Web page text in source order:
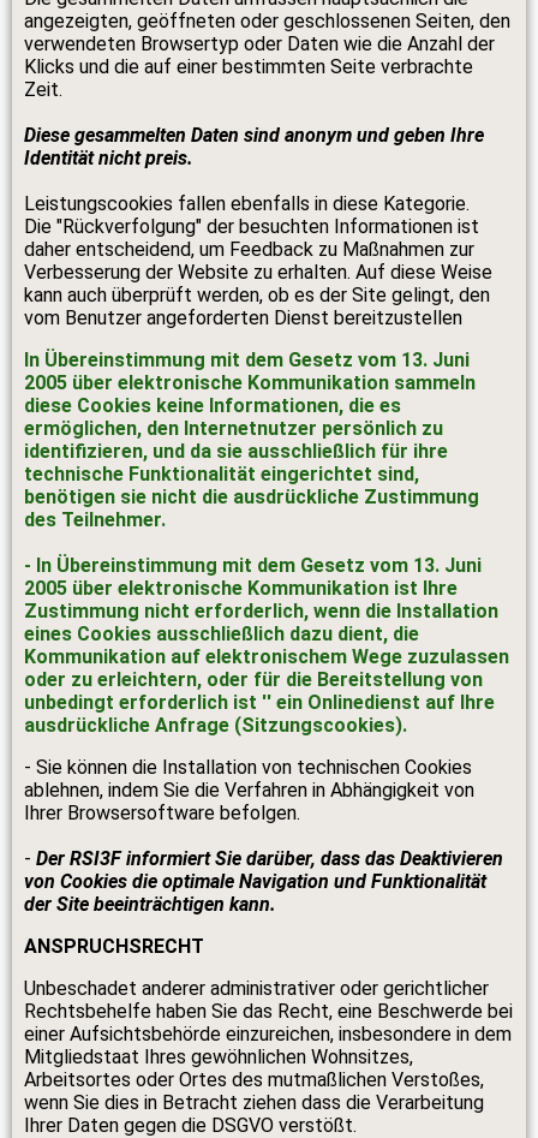
angezeigten, geöffneten oder geschlossenen Seiten, den
verwendeten Browsertyp oder Daten wie die Anzahl der
Klicks und die auf einer bestimmten Seite verbrachte
Zeit.
Diese gesammelten Daten sind anonym und geben Ihre
Identität nicht preis.
Leistungscookies fallen ebenfalls in diese Kategorie.
Die "Rückverfolgung" der besuchten Informationen ist
daher entscheidend, um Feedback zu Maßnahmen zur
Verbesserung der Website zu erhalten. Auf diese Weise
kann auch überprüft werden, ob es der Site gelingt, den
vom Benutzer angeforderten Dienst bereitzustellen
In Übereinstimmung mit dem Gesetz vom 13. Juni
2005 über elektronische Kommunikation sammeln
diese Cookies keine Informationen, die es
ermöglichen, den Internetnutzer persönlich zu
identifizieren, und da sie ausschließlich für ihre
technische Funktionalität eingerichtet sind,
benötigen sie nicht die ausdrückliche Zustimmung
des Teilnehmer.
- In Übereinstimmung mit dem Gesetz vom 13. Juni
2005 über elektronische Kommunikation ist Ihre
Zustimmung nicht erforderlich, wenn die Installation
eines Cookies ausschließlich dazu dient, die
Kommunikation auf elektronischem Wege zuzulassen
oder zu erleichtern, oder für die Bereitstellung von
unbedingt erforderlich ist '' ein Onlinedienst auf Ihre
ausdrückliche Anfrage (Sitzungscookies).
- Sie können die Installation von technischen Cookies
ablehnen, indem Sie die Verfahren in Abhängigkeit von
Ihrer Browsersoftware befolgen.
- Der RSI3F informiert Sie darüber, dass das Deaktivieren
von Cookies die optimale Navigation und Funktionalität
der Site beeinträchtigen kann.
ANSPRUCHSRECHT
Unbeschadet anderer administrativer oder gerichtlicher
Rechtsbehelfe haben Sie das Recht, eine Beschwerde bei
einer Aufsichtsbehörde einzureichen, insbesondere in dem
Mitgliedstaat Ihres gewöhnlichen Wohnsitzes,
Arbeitsortes oder Ortes des mutmaßlichen Verstoßes,
wenn Sie dies in Betracht ziehen dass die Verarbeitung
Ihrer Daten gegen die DSGVO verstößt.